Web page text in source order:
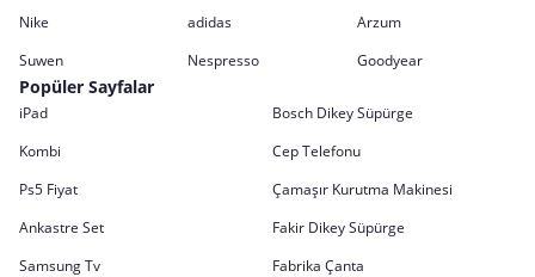
Nike adidas
Arzum
Suwen
Nespresso Goodyear
Popüler Sayfalar
iPad
Bosch Dikey Süpürge
Kombi
Cep Telefonu
Ps5 Fiyat
Çamaşır Kurutma Makinesi
Ankastre Set
Fakir Dikey Süpürge
Samsung Tv
Fabrika Çanta